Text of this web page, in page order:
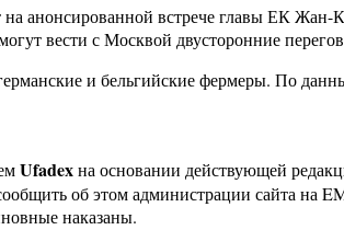
анонсированной встрече главы ЕК
вести с Москвой двусторонние
и бельгийские фермеры. По
Ufadexна основании действующей
об этом администрации сайта на
наказаны.